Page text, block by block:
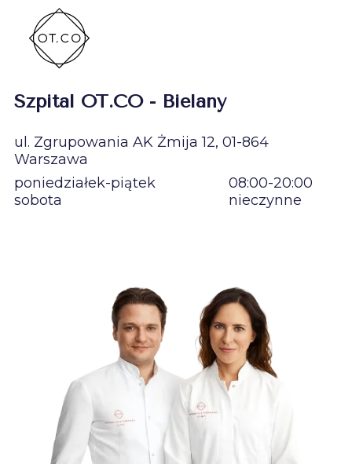
Szpital OT.CO - Bielany
ul. Zgrupowania AK Żmija 12, 01-864
Warszawa
poniedziałek-piątek
08:00-20:00
sobota
nieczynne